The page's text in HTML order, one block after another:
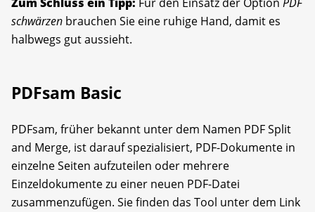
schwärzen brauchen Sie eine ruhige Hand, damit es
halbwegs gut aussieht.
PDFsam Basic
PDFsam, früher bekannt unter dem Namen PDF Split
and Merge, ist darauf spezialisiert, PDF-Dokumente in
einzelne Seiten aufzuteilen oder mehrere
Einzeldokumente zu einer neuen PDF-Datei
zusammenzufügen. Sie finden das Tool unter dem Link